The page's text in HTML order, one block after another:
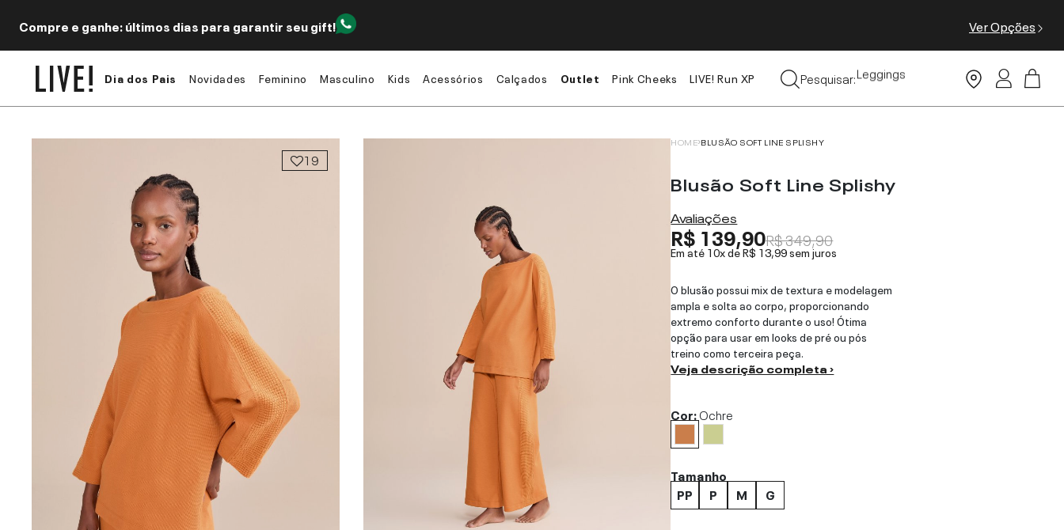
Compre e ganhe: últimos dias para garantir seu gift! Ver Opções
Dia dos Pais Novidades Feminino Masculino Kids Acessórios Calçados Outlet Pink Cheeks LIVE! Run XP Pesquisar:Moda Praia
Leggings
19
HOME BLUSÃO SOFT LINE SPLISHY
Blusão Soft Line Splishy
Avaliações
R$ 139,90R$ 349,90
Em até 10x deR$ 13,99sem juros
O blusão possui mix de textura e modelagem
ampla e solta ao corpo, proporcionando
extremo conforto durante o uso! Ótima
opção para usar em looks de pré ou pós
treino como terceira peça.
Veja descrição completa ›
Cor:Ochre
Tamanho
PP
P M G